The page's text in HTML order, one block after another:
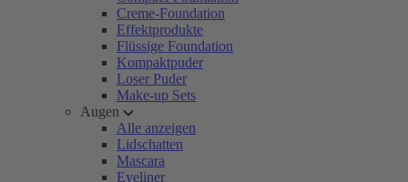
Creme-Foundation
Effektprodukte
Flüssige Foundation
Kompaktpuder
Loser Puder
Make-up Sets
Augen
Alle anzeigen
Lidschatten
Mascara
Eyeliner